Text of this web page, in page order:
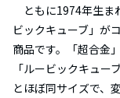
ともに1974年生ま
ビックキューブ」が
商品です。「超合金
「ルービックキュ
とほぼ同サイズで、